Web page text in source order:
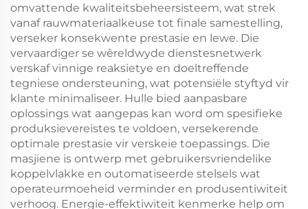
omvattende kwaliteitsbeheersisteem, wat strek
vanaf rauwmateriaalkeuse tot finale samestelling,
verseker konsekwente prestasie en lewe. Die
vervaardiger se wêreldwyde dienstesnetwerk
verskaf vinnige reaksietye en doeltreffende
tegniese ondersteuning, wat potensiële styftyd vir
klante minimaliseer. Hulle bied aanpasbare
oplossings wat aangepas kan word om spesifieke
produksievereistes te voldoen, versekerende
optimale prestasie vir verskeie toepassings. Die
masjiene is ontwerp met gebruikersvriendelike
koppelvlakke en outomatiseerde stelsels wat
operateurmoeheid verminder en produsentiwiteit
verhoog. Energie-effektiwiteit kenmerke help om